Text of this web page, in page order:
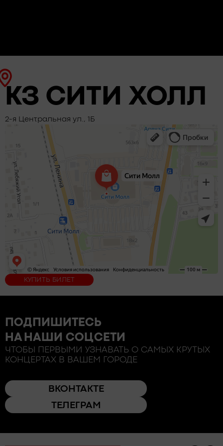
КЗ СИТИ ХОЛЛ
2-я Центральная ул., 1Б
КУПИТЬ БИЛЕТ
ПОДПИШИТЕСЬ
НА НАШИ СОЦСЕТИ
ЧТОБЫ ПЕРВЫМИ УЗНАВАТЬ О САМЫХ КРУТЫХ
КОНЦЕРТАХ В ВАШЕМ ГОРОДЕ
ВКОНТАКТЕ
ТЕЛЕГРАМ